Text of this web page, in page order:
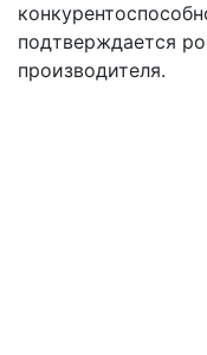
подтверждается
производителя.